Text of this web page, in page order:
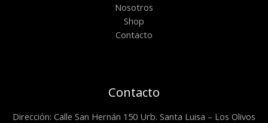
Nosotros
Shop
Contacto
Contacto
Dirección: Calle San Hernán 150 Urb. Santa Luisa – Los Olivos